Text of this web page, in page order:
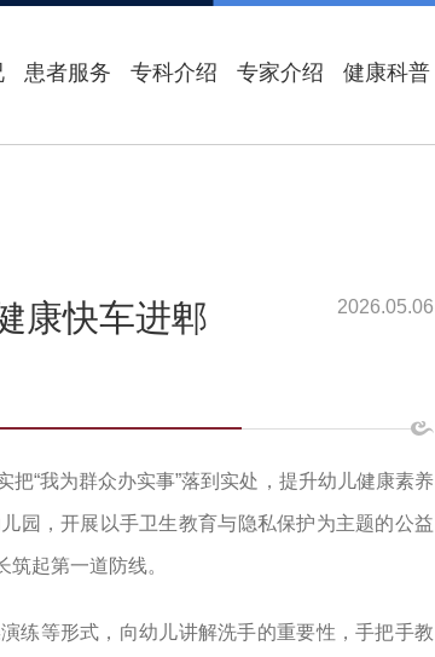
患者服务 专科介绍 专家介绍 健康科普
康快车进郫
2026.05.06
“我为群众办实事”落到实处，提升幼儿健康素养
园，开展以手卫生教育与隐私保护为主题的公益
起第一道防线。
练等形式，向幼儿讲解洗手的重要性，手把手教